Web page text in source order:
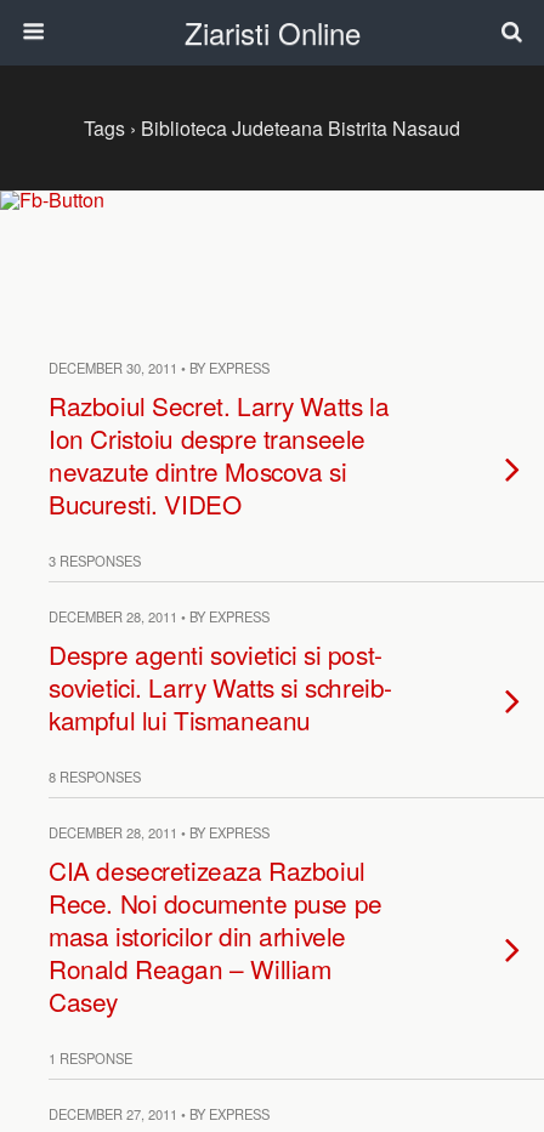
Ziaristi Online
Tags › Biblioteca Judeteana Bistrita Nasaud
DECEMBER 30, 2011 • BY EXPRESS
Razboiul Secret. Larry Watts la
Ion Cristoiu despre transeele
nevazute dintre Moscova si
Bucuresti. VIDEO
3 RESPONSES
DECEMBER 28, 2011 • BY EXPRESS
Despre agenti sovietici si post-
sovietici. Larry Watts si schreib-
kampful lui Tismaneanu
8 RESPONSES
DECEMBER 28, 2011 • BY EXPRESS
CIA desecretizeaza Razboiul
Rece. Noi documente puse pe
masa istoricilor din arhivele
Ronald Reagan – William
Casey
1 RESPONSE
DECEMBER 27, 2011 • BY EXPRESS